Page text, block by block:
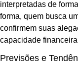
interpretadas de
forma, quem busca
confirmem suas
capacidade
Previsões e